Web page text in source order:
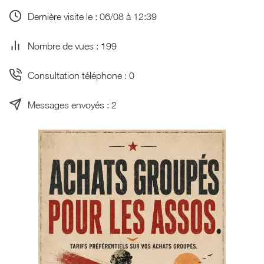
Dernière visite le : 06/08 à 12:39
Nombre de vues : 199
Consultation téléphone : 0
Messages envoyés : 2